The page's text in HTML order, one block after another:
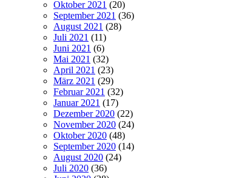
Oktober 2021 (20)
September 2021 (36)
August 2021 (28)
Juli 2021 (11)
Juni 2021 (6)
Mai 2021 (32)
April 2021 (23)
März 2021 (29)
Februar 2021 (32)
Januar 2021 (17)
Dezember 2020 (22)
November 2020 (24)
Oktober 2020 (48)
September 2020 (14)
August 2020 (24)
Juli 2020 (36)